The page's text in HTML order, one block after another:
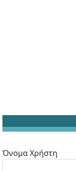
Όνομα Χρήστη